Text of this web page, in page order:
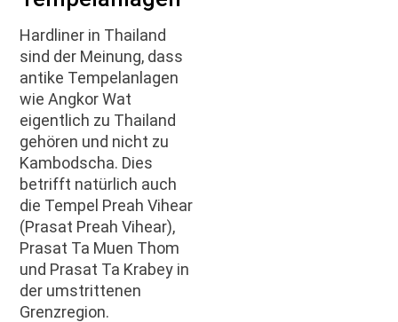
Hardliner in Thailand
sind der Meinung, dass
antike Tempelanlagen
wie Angkor Wat
eigentlich zu Thailand
gehören und nicht zu
Kambodscha. Dies
betrifft natürlich auch
die Tempel Preah Vihear
(Prasat Preah Vihear),
Prasat Ta Muen Thom
und Prasat Ta Krabey in
der umstrittenen
Grenzregion.